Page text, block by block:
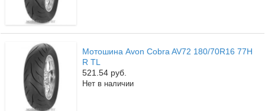
Мотошина Avon Cobra AV72 180/70R16 77H
R TL
521.54 руб.
Нет в наличии